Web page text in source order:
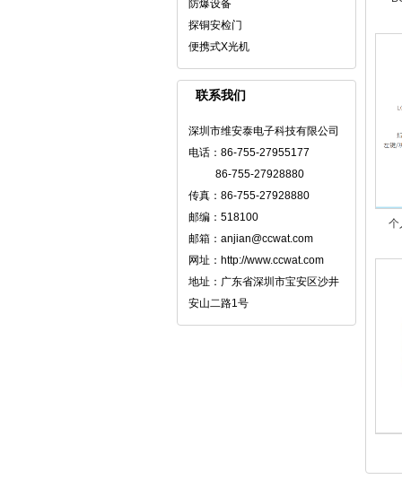
防爆设备
探铜安检门
便携式X光机
联系我们
深圳市维安泰电子科技有限公司
电话：86-755-27955177
86-755-27928880
传真：86-755-27928880
邮编：518100
邮箱：anjian@ccwat.com
网址：http://www.ccwat.com
地址：广东省深圳市宝安区沙井
安山二路1号
个